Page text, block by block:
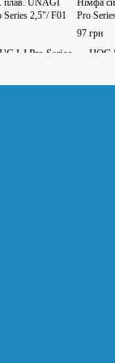
плав. UNAGI
2,5"/ F01
Німфа
Pro
97 грн